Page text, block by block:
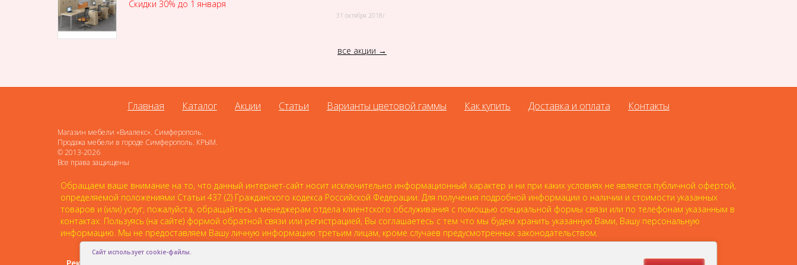
Скидки 30% до 1 января
31 октября 2018г.
все акции
Главная Каталог Акции Статьи Варианты цветовой гаммы Как купить Доставка и оплата Контакты
Магазин мебели «Виалекс». Симферополь.
Продажа мебели в городе Симферополь. КРЫМ.
© 2013-2026
Все права защищены
Обращаем ваше внимание на то, что данный интернет-сайт носит исключительно информационный характер и ни при каких условиях не является публичной офертой,
определяемой положениями Статьи 437 (2) Гражданского кодекса Российской Федерации. Для получения подробной информации о наличии и стоимости указанных
товаров и (или) услуг, пожалуйста, обращайтесь к менеджерам отдела клиентского обслуживания с помощью специальной формы связи или по телефонам указанным в
контактах. Пользуясь (на сайте) формой обратной связи или регистрацией, Вы соглашаетесь с тем что мы будем хранить указанную Вами, Вашу персональную
информацию. Мы не предоставляем Вашу личную информацию третьим лицам, кроме случаев предусмотренных законодательством.
Сайт использует cookie-файлы.